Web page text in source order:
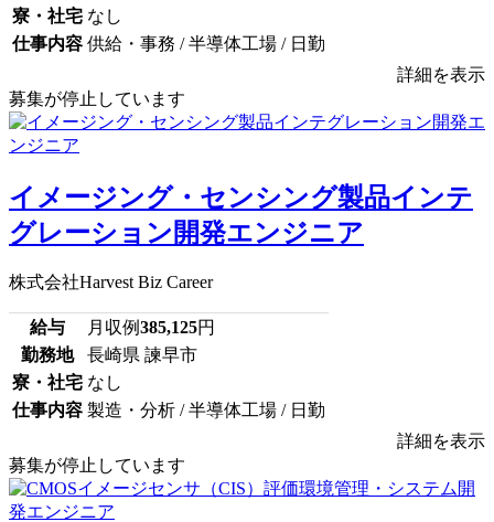
寮・社宅 なし
仕事内容 供給・事務 / 半導体工場 / 日勤
詳細を表示
募集が停止しています
イメージング・センシング製品インテ
グレーション開発エンジニア
株式会社Harvest Biz Career
給与 月収例385,125円
勤務地
長崎県 諫早市
寮・社宅 なし
仕事内容 製造・分析 / 半導体工場 / 日勤
詳細を表示
募集が停止しています